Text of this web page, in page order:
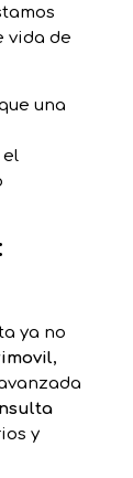
vida de
una
el
ya no
,
y